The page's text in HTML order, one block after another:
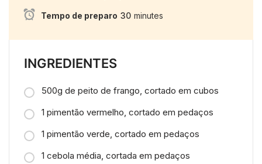
Tempo de preparo 30 minutes
INGREDIENTES
500g de peito de frango, cortado em cubos
1 pimentão vermelho, cortado em pedaços
1 pimentão verde, cortado em pedaços
1 cebola média, cortada em pedaços